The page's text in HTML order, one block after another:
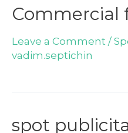
Commercial
Leave a Comment /
vadim.septichin
spot